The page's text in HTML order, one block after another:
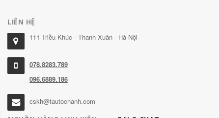
LIÊN HỆ
111 Triều Khúc - Thanh Xuân - Hà Nội
078.8283.789
096.6889.186
cskh@tautochanh.com